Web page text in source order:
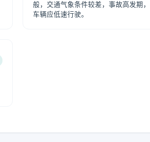
般，交通气象条件较差，事故高发期，
车辆应低速行驶。